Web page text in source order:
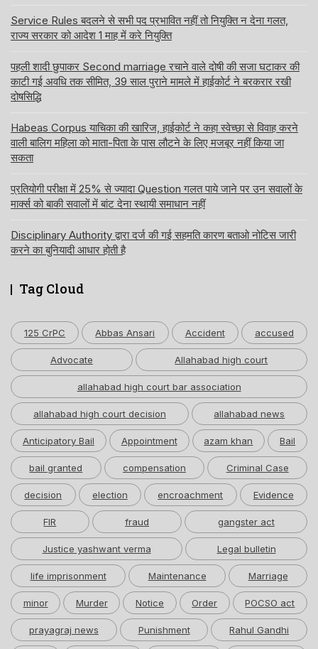
Service Rules बदलने से सभी पद प्रभावित नहीं तो नियुक्ति न देना गलत,
राज्य सरकार को आदेश 1 माह में करे नियुक्ति
पहली शादी छुपाकर Second marriage रचाने वाले दोषी की सजा घटाकर की
काटी गई अवधि तक सीमित, 39 साल पुराने मामले में हाईकोर्ट ने बरकरार रखी
दोषसिद्धि
Habeas Corpus याचिका की खारिज, हाईकोर्ट ने कहा स्वेच्छा से विवाह करने
वाली बालिग महिला को माता-पिता के पास लौटने के लिए मजबूर नहीं किया जा
सकता
प्रतियोगी परीक्षा में 25% से ज्यादा Question गलत पाये जाने पर उन सवालों के
मार्क्स को बाकी सवालों में बांट देना स्थायी समाधान नहीं
Disciplinary Authority द्वारा दर्ज की गई सहमति कारण बताओ नोटिस जारी
करने का बुनियादी आधार होती है
Tag Cloud
125 CrPC Abbas Ansari Accident accused
Advocate Allahabad high court
allahabad high court bar association
allahabad high court decision allahabad news
Anticipatory Bail Appointment azam khan Bail
bail granted compensation Criminal Case
decision election encroachment Evidence
FIR fraud gangster act
Justice yashwant verma Legal bulletin
life imprisonment Maintenance Marriage
minor Murder Notice Order POCSO act
prayagraj news Punishment Rahul Gandhi